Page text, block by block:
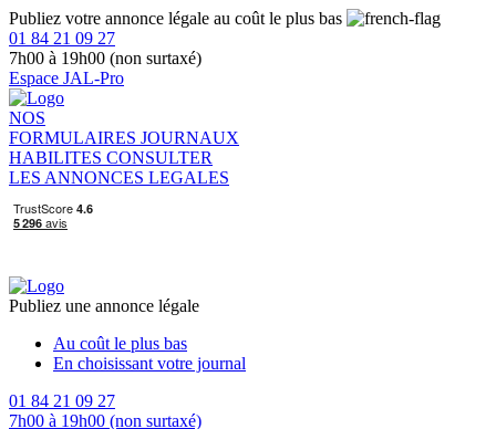
Publiez votre annonce légale au coût le plus bas
01 84 21 09 27
7h00 à 19h00 (non surtaxé)
Espace JAL-Pro
NOS
FORMULAIRES JOURNAUX
HABILITES CONSULTER
LES ANNONCES LEGALES
Publiez une annonce légale
Au coût le plus bas
En choisissant votre journal
01 84 21 09 27
7h00 à 19h00 (non surtaxé)